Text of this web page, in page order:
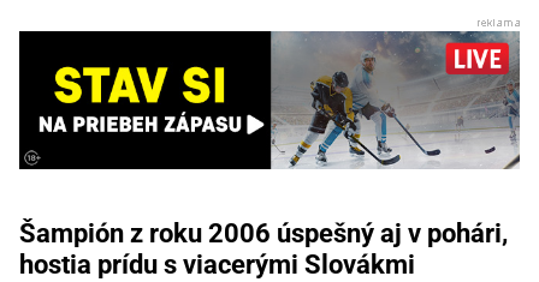
Šampión z roku 2006 úspešný aj v pohári,
hostia prídu s viacerými Slovákmi